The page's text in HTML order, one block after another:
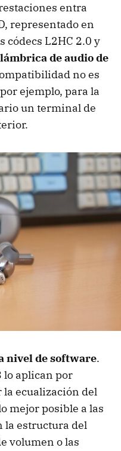
entra
representado en
códecs L2HC 2.0 y
de audio de
no es
ejemplo, para la
un terminal de
nivel de software.
lo aplican por
la ecualización del
mejor posible a las
estructura del
volumen o las